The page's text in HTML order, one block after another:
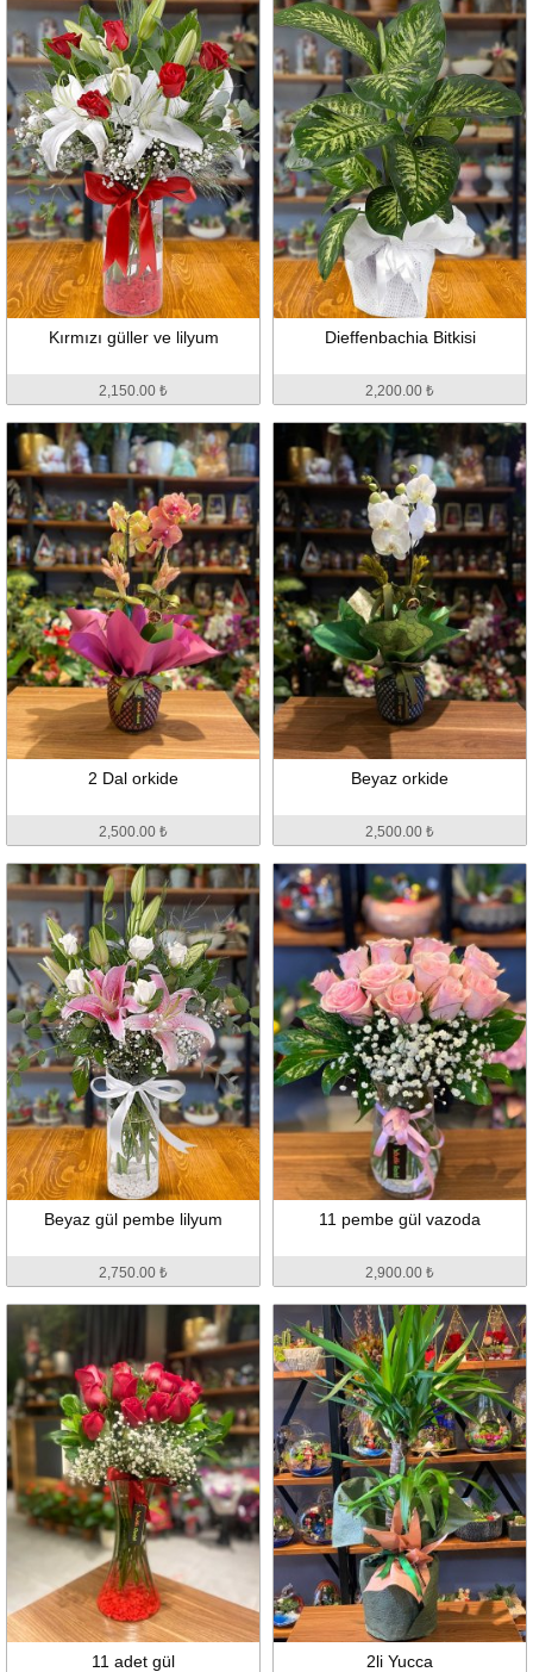
Kırmızı güller ve lilyum
2,150.00 ₺
Dieffenbachia Bitkisi
2,200.00 ₺
2 Dal orkide
2,500.00 ₺
Beyaz orkide
2,500.00 ₺
Beyaz gül pembe lilyum
2,750.00 ₺
11 pembe gül vazoda
2,900.00 ₺
11 adet gül 2li Yucca